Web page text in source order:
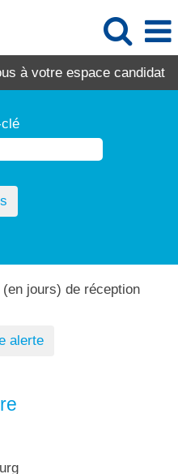
à votre espace candidat
jours) de réception
alerte